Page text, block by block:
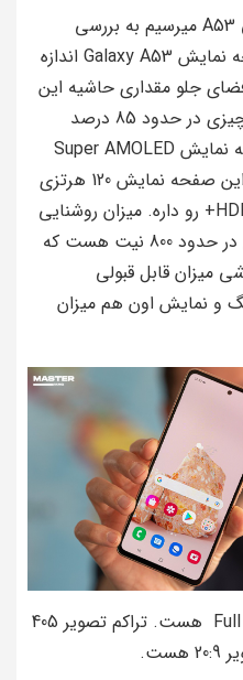
تو ادامه بررسی تخصصی گوشی A53 میرسیم به بررسی
صفحه نمایش این گوشی. صفجه نمایش Galaxy A53 اندازه
فضای جلو مقداری حاشیه این
گوشی بیشتر شده و میزان اون چیزی در حدود 85 درصد
برای این گوشی استفاده کرده. این صفحه نمایش 120 هرتزی
هست و قابلیت پشتیبانی از HDR10+ رو داره. میزان روشنایی
صفحه نمایش این گوشی چیزی در حدود 800 نیت هست که
میزان قابل قبولی
و نمایش اون هم میزان
رزولوشن تصویر گوشی Full HD 1080 هست. تراکم تصویر 405